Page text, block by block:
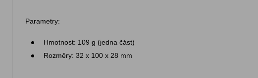
Parametry:
Hmotnost: 109 g (jedna část)
Rozměry: 32 x 100 x 28 mm